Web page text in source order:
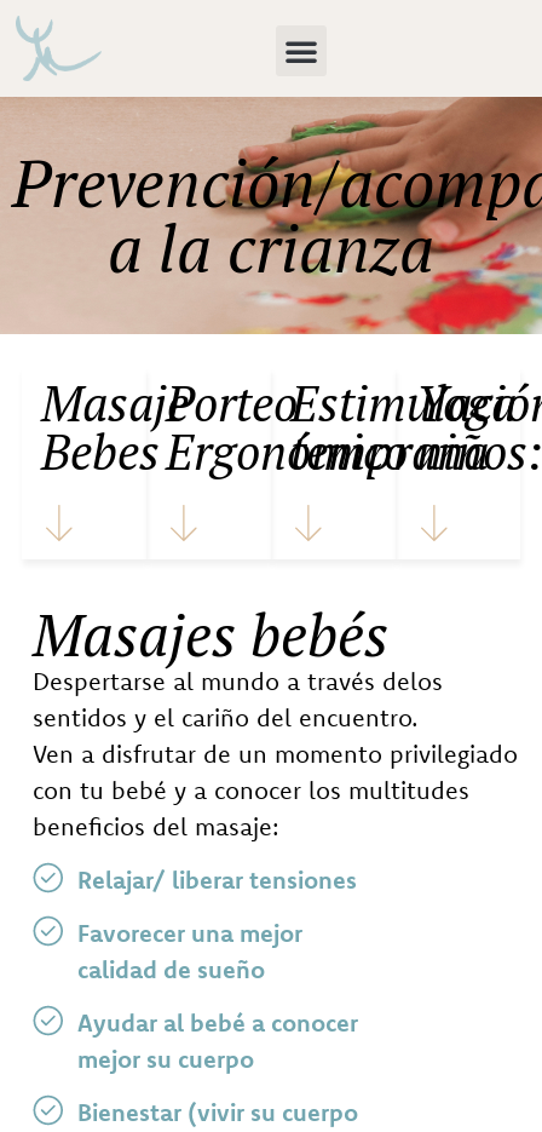
Prevención/
a la crianza
Masaje
Bebes
Porteo
Ergonómico
temprana
Yoga
niños:
Masajes bebés
Despertarse al mundo a través delos
sentidos y el cariño del encuentro.
Ven a disfrutar de un momento privilegiado
con tu bebé y a conocer los multitudes
beneficios del masaje:
Relajar/ liberar tensiones
Favorecer una mejor
calidad de sueño
Ayudar al bebé a conocer
mejor su cuerpo
Bienestar (vivir su cuerpo